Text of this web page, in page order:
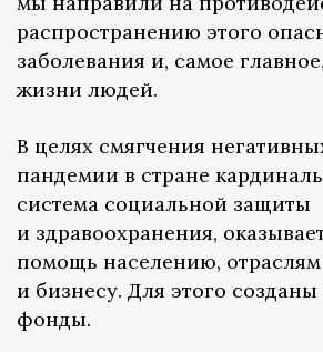
распространению этого
заболевания и, самое
жизни людей.
В целях смягчения
пандемии в стране
система социальной защиты
и здравоохранения,
помощь населению,
и бизнесу. Для этого
фонды.